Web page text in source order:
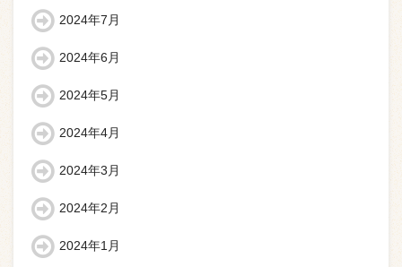
2024年7月
2024年6月
2024年5月
2024年4月
2024年3月
2024年2月
2024年1月